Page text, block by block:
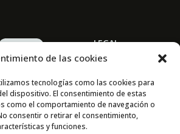
de las cookies
tecnologías como las cookies para
dispositivo. El consentimiento de estas
el comportamiento de navegación o
consentir o retirar el consentimiento,
y funciones.
LEGAL
Privacidad
Aviso Legal
Cookies